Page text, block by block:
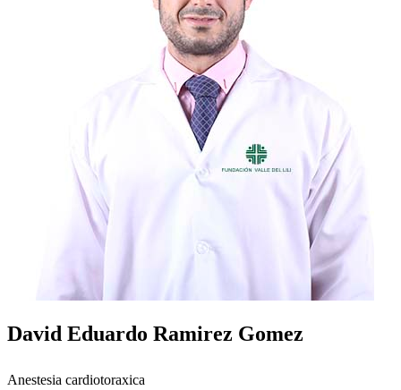
David Eduardo Ramirez Gomez
Anestesia cardiotoraxica